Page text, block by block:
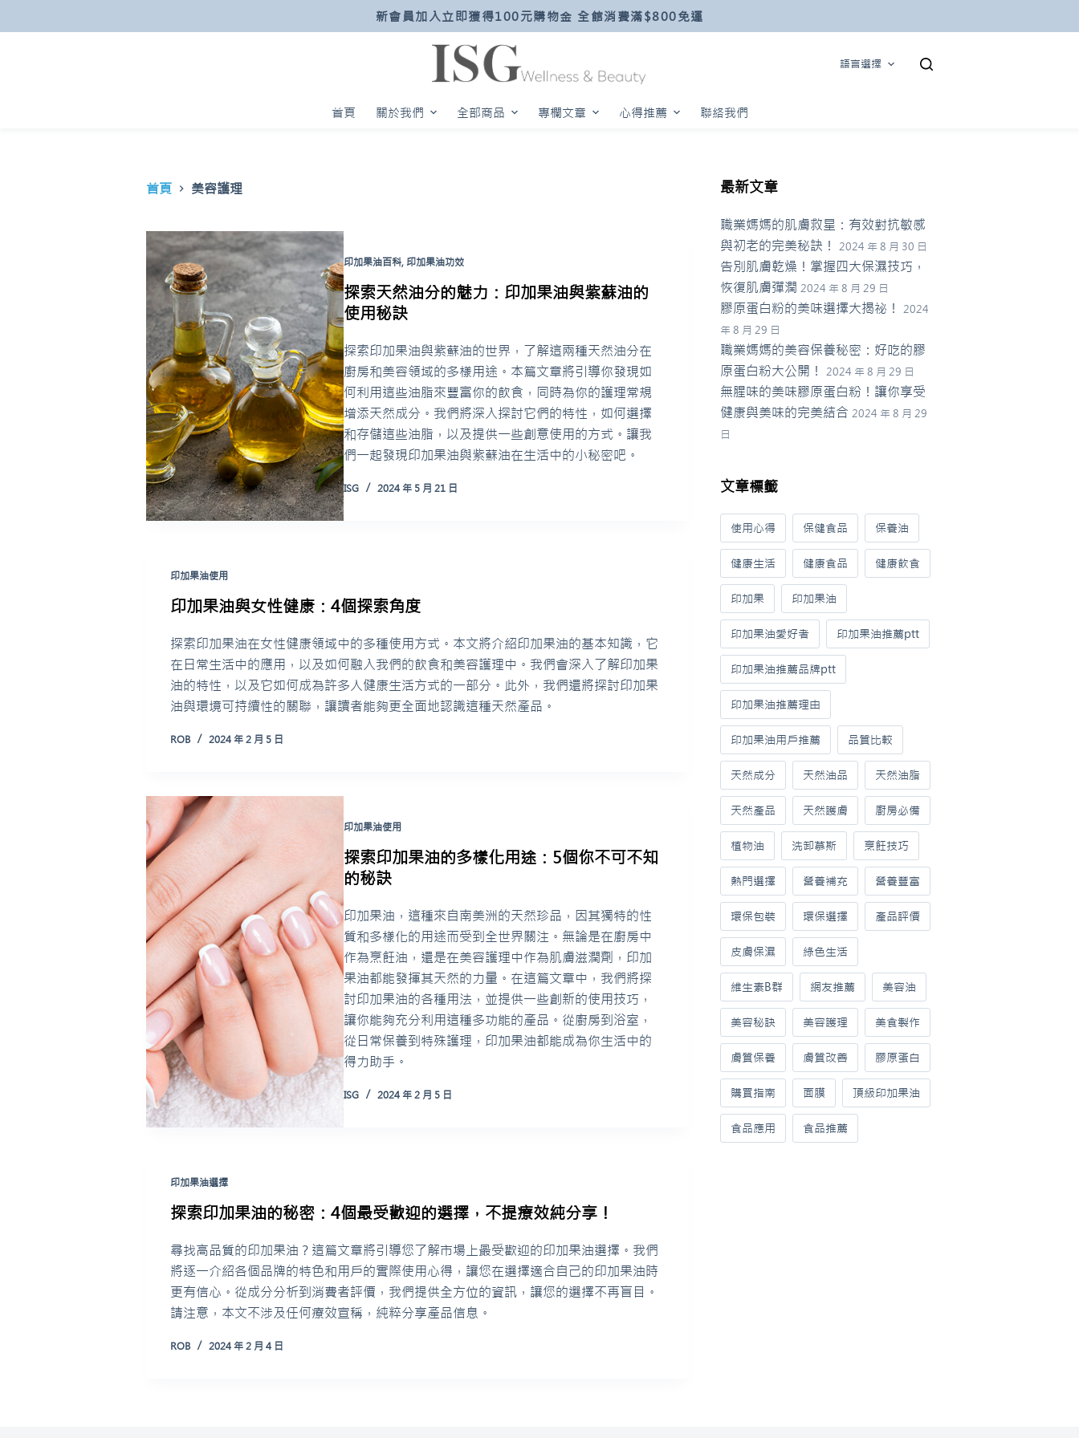
新會員加入立即獲得100元購物金 全館消費滿$800免運
語言選擇
首頁 關於我們 全部商品 專欄文章 心得推薦 聯絡我們
首頁 美容護理
印加果油百科, 印加果油功效
探索天然油分的魅力：印加果油與紫蘇油的
使用秘訣
探索印加果油與紫蘇油的世界，了解這兩種天然油分在
廚房和美容領域的多樣用途。本篇文章將引導你發現如
何利用這些油脂來豐富你的飲食，同時為你的護理常規
增添天然成分。我們將深入探討它們的特性，如何選擇
和存儲這些油脂，以及提供一些創意使用的方式。讓我
們一起發現印加果油與紫蘇油在生活中的小秘密吧。
ISG 2024 年 5 月 21 日
印加果油使用
印加果油與女性健康：4個探索角度
探索印加果油在女性健康領域中的多種使用方式。本文將介紹印加果油的基本知識，它
在日常生活中的應用，以及如何融入我們的飲食和美容護理中。我們會深入了解印加果
油的特性，以及它如何成為許多人健康生活方式的一部分。此外，我們還將探討印加果
油與環境可持續性的關聯，讓讀者能夠更全面地認識這種天然產品。
ROB 2024 年 2 月 5 日
印加果油使用
探索印加果油的多樣化用途：5個你不可不知
的秘訣
印加果油，這種來自南美洲的天然珍品，因其獨特的性
質和多樣化的用途而受到全世界關注。無論是在廚房中
作為烹飪油，還是在美容護理中作為肌膚滋潤劑，印加
果油都能發揮其天然的力量。在這篇文章中，我們將探
討印加果油的各種用法，並提供一些創新的使用技巧，
讓你能夠充分利用這種多功能的產品。從廚房到浴室，
從日常保養到特殊護理，印加果油都能成為你生活中的
得力助手。
ISG 2024 年 2 月 5 日
印加果油選擇
探索印加果油的秘密：4個最受歡迎的選擇，不提療效純分享！
尋找高品質的印加果油？這篇文章將引導您了解市場上最受歡迎的印加果油選擇。我們
將逐一介紹各個品牌的特色和用戶的實際使用心得，讓您在選擇適合自己的印加果油時
更有信心。從成分分析到消費者評價，我們提供全方位的資訊，讓您的選擇不再盲目。
請注意，本文不涉及任何療效宣稱，純粹分享產品信息。
ROB 2024 年 2 月 4 日
最新文章
職業媽媽的肌膚救星：有效對抗敏感
與初老的完美秘訣！
2024 年 8 月 30 日
告別肌膚乾燥！掌握四大保濕技巧，
恢復肌膚彈潤 2024 年 8 月 29 日
膠原蛋白粉的美味選擇大揭祕！
2024
年 8 月 29 日
職業媽媽的美容保養秘密：好吃的膠
原蛋白粉大公開！
2024 年 8 月 29 日
無腥味的美味膠原蛋白粉！讓你享受
健康與美味的完美結合 2024 年 8 月 29
日
文章標籤
使用心得 保健食品 保養油
健康生活 健康食品 健康飲食
印加果 印加果油
印加果油愛好者 印加果油推薦ptt
印加果油推薦品牌ptt
印加果油推薦理由
印加果油用戶推薦 品質比較
天然成分 天然油品 天然油脂
天然產品 天然護膚 廚房必備
植物油 洗卸慕斯 烹飪技巧
熱門選擇 營養補充 營養豐富
環保包裝 環保選擇 產品評價
皮膚保濕 綠色生活
維生素B群 網友推薦 美容油
美容秘訣 美容護理 美食製作
膚質保養 膚質改善 膠原蛋白
購買指南 面膜 頂級印加果油
食品應用 食品推薦